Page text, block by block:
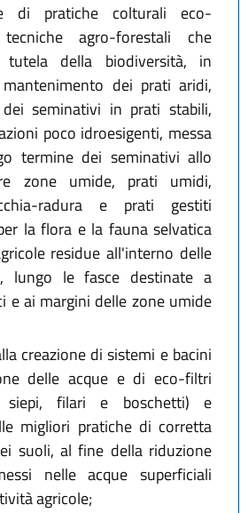
di pratiche colturali eco-
agro-forestali che
della biodiversità, in
dei prati aridi,
seminativi in prati stabili,
poco idroesigenti, messa
termine dei seminativi allo
zone umide, prati umidi,
radura e prati gestiti
la flora e la fauna selvatica
residue all'interno delle
lungo le fasce destinate a
e ai margini delle zone umide
creazione di sistemi e bacini
delle acque e di eco-filtri
siepi, filari e boschetti) e
migliori pratiche di corretta
suoli, al fine della riduzione
nelle acque superficiali
agricole;